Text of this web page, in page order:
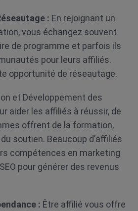
: En rejoignant un
vous échangez souvent
de programme et parfois ils
pour leurs affiliés.
opportunité de réseautage.
et Développement des
aider les affiliés à réussir, de
offrent de la formation,
soutien. Beaucoup d’affiliés
compétences en marketing
pour générer des revenus
: Être affilié vous offre